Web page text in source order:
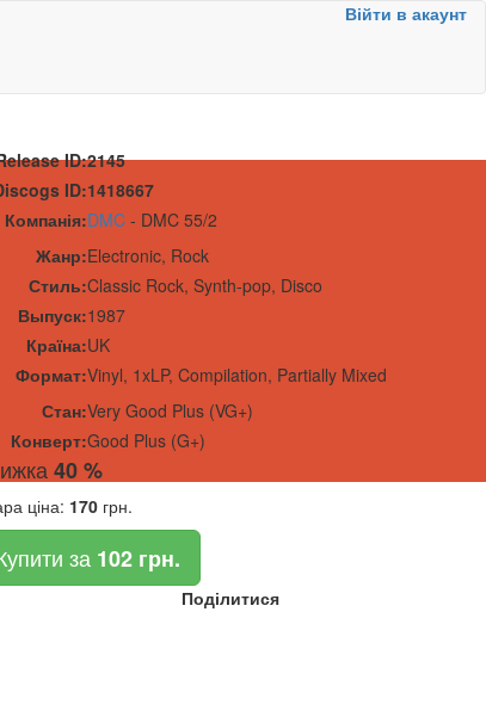
Війти в акаунт
ID:2145
ID:1418667
Компанія:DMC - DMC 55/2
Жанр:Electronic, Rock
Стиль:Classic Rock, Synth-pop, Disco
Выпуск:1987
Країна:UK
Формат:Vinyl, 1xLP, Compilation, Partially Mixed
Стан:Very Good Plus (VG+)
Конверт:Good Plus (G+)
40 %
ціна: 170 грн.
за 102 грн.
Поділитися